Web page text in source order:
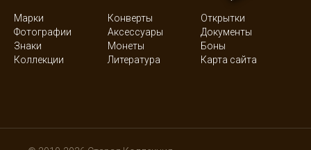
Марки Конверты
Открытки
Фотографии
Аксессуары
Документы
Знаки
Монеты
Боны
Коллекции
Литература Карта сайта